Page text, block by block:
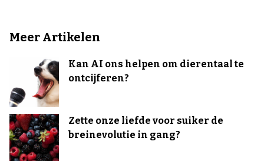
Meer Artikelen
Kan AI ons helpen om dierentaal te
ontcijferen?
Zette onze liefde voor suiker de
breinevolutie in gang?